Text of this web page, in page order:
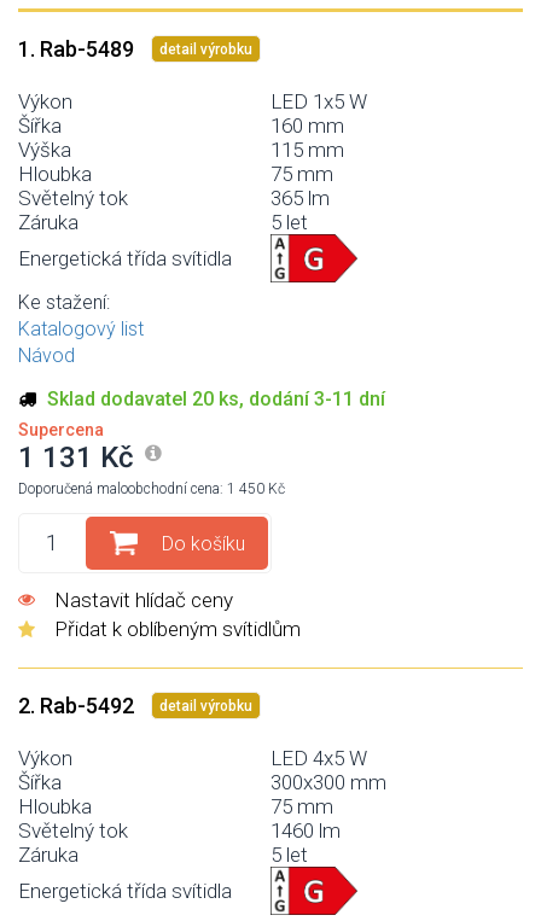
1. Rab-5489 detail výrobku
Výkon
LED 1x5 W
Šířka
160 mm
Výška
115 mm
Hloubka
75 mm
Světelný tok
365 lm
Záruka
5 let
Energetická třída svítidla
Ke stažení:
Katalogový list
Návod
Sklad dodavatel 20 ks, dodání 3-11 dní
Supercena
1 131 Kč
Doporučená maloobchodní cena: 1 450 Kč
Do košíku
Nastavit hlídač ceny
Přidat k oblíbeným svítidlům
2. Rab-5492 detail výrobku
Výkon
LED 4x5 W
Šířka
300x300 mm
Hloubka
75 mm
Světelný tok
1460 lm
Záruka
5 let
Energetická třída svítidla